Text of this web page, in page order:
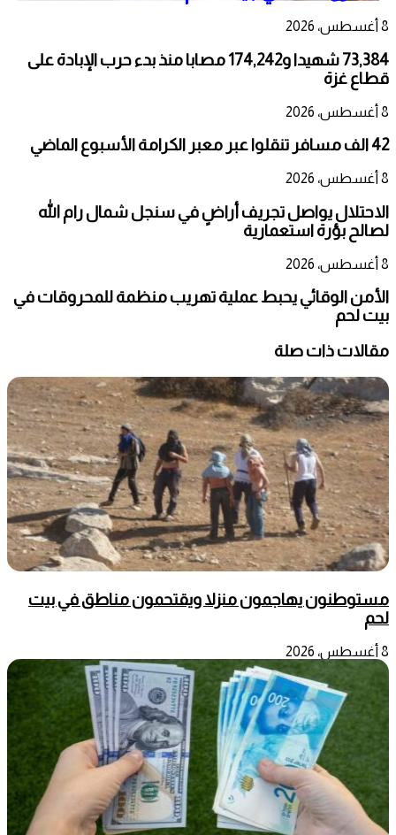
8 أغسطس، 2026
73,384 شهيدا و174,242 مصابا منذ بدء حرب الإبادة على
قطاع غزة
8 أغسطس، 2026
42 الف مسافر تنقلوا عبر معبر الكرامة الأسبوع الماضي
8 أغسطس، 2026
الاحتلال يواصل تجريف أراضٍ في سنجل شمال رام الله
لصالح بؤرة استعمارية
8 أغسطس، 2026
الأمن الوقائي يحبط عملية تهريب منظمة للمحروقات في
بيت لحم
مقالات ذات صلة
مستوطنون يهاجمون منزلا ويقتحمون مناطق في بيت
لحم
8 أغسطس، 2026